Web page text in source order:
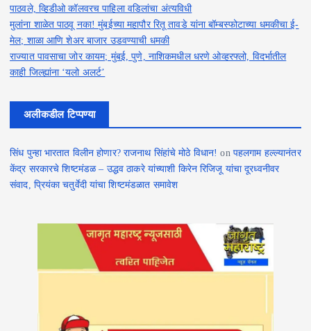
पाठवले, व्हिडीओ कॉलवरच पाहिला वडिलांचा अंत्यविधी
मुलांना शाळेत पाठवू नका! मुंबईच्या महापौर रितू तावडे यांना बॉम्बस्फोटाच्या धमकीचा ई-
मेल; शाळा आणि शेअर बाजार उडवण्याची धमकी
राज्यात पावसाचा जोर कायम; मुंबई, पुणे, नाशिकमधील धरणे ओव्हरफ्लो, विदर्भातील
काही जिल्ह्यांना ‘यलो अलर्ट’
अलीकडील टिप्पण्या
सिंध पुन्हा भारतात विलीन होणार? राजनाथ सिंहांचे मोठे विधान! on पहलगाम हल्ल्यानंतर
केंद्र सरकारचे शिष्टमंडळ – उद्धव ठाकरे यांच्याशी किरेन रिजिजू यांचा दूरध्वनीवर
संवाद, प्रियंका चतुर्वेदी यांचा शिष्टमंडळात समावेश